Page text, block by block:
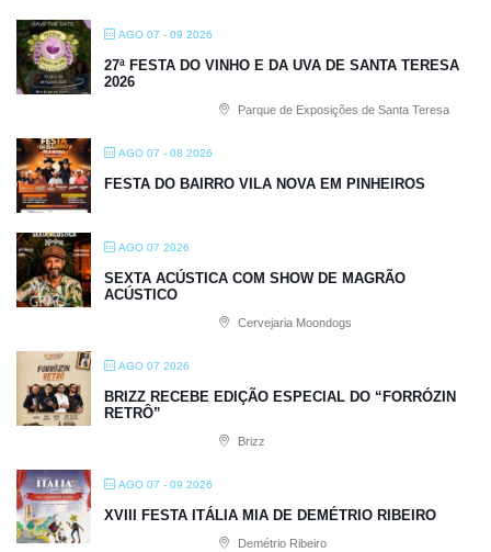
AGO 07 - 09 2026
27ª FESTA DO VINHO E DA UVA DE SANTA TERESA
2026
Parque de Exposições de Santa Teresa
AGO 07 - 08 2026
FESTA DO BAIRRO VILA NOVA EM PINHEIROS
AGO 07 2026
SEXTA ACÚSTICA COM SHOW DE MAGRÃO
ACÚSTICO
Cervejaria Moondogs
AGO 07 2026
BRIZZ RECEBE EDIÇÃO ESPECIAL DO “FORRÓZIN
RETRÔ”
Brizz
AGO 07 - 09 2026
XVIII FESTA ITÁLIA MIA DE DEMÉTRIO RIBEIRO
Demétrio Ribeiro